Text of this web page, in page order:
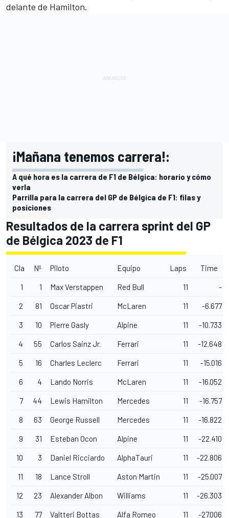
delante de Hamilton.
¡Mañana tenemos carrera!:
A qué hora es la carrera de F1 de Bélgica: horario y cómo
verla
Parrilla para la carrera del GP de Bélgica de F1: filas y
posiciones
Resultados de la carrera sprint del GP
de Bélgica 2023 de F1
Cla Nº Piloto Equipo Laps Time
1 1 Max Verstappen Red Bull 11 -
2 81 Oscar Piastri McLaren 11 -6.677
3 10 Pierre Gasly Alpine 11 -10.733
4 55 Carlos Sainz Jr. Ferrari 11 -12.648
5 16 Charles Leclerc Ferrari 11 -15.016
6 4 Lando Norris McLaren 11 -16.052
7 44 Lewis Hamilton Mercedes 11 -16.757
8 63 George Russell Mercedes 11 -16.822
9 31 Esteban Ocon Alpine 11 -22.410
10 3 Daniel Ricciardo AlphaTauri 11 -22.806
11 18 Lance Stroll Aston Martin 11 -25.007
12 23 Alexander Albon Williams 11 -26.303
13 77 Valtteri Bottas Alfa Romeo 11 -27.006